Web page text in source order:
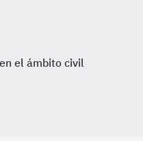
el ámbito civil